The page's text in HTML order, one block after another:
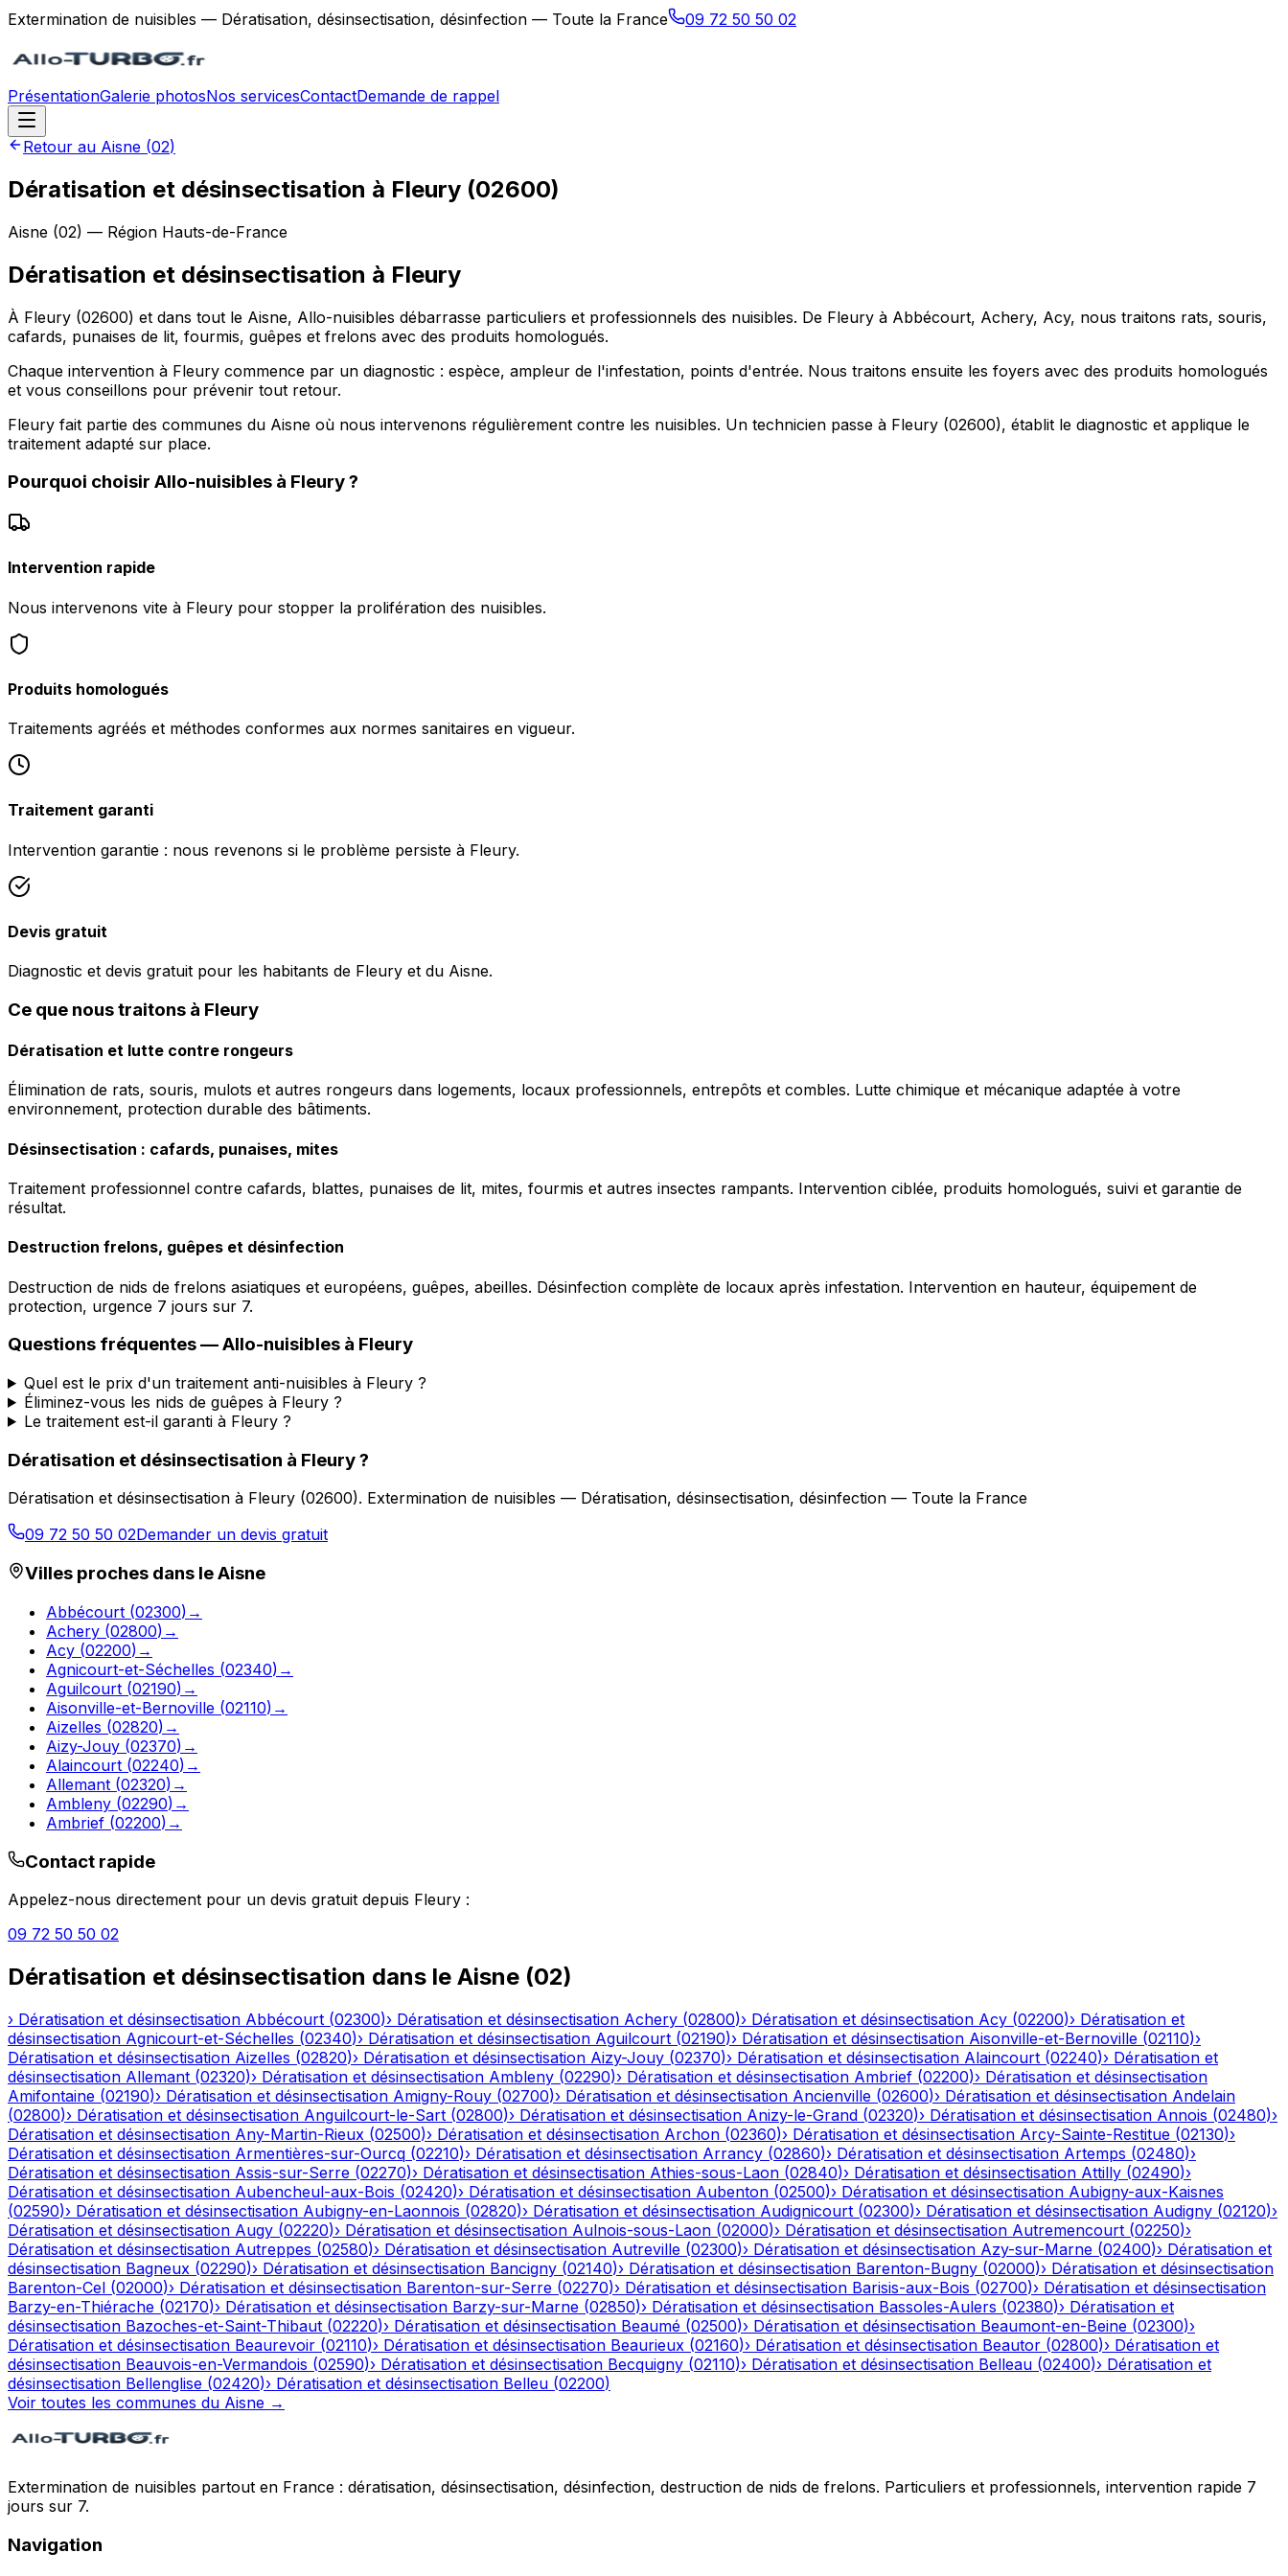
Extermination de nuisibles — Dératisation, désinsectisation, désinfection — Toute la France 09 72 50 50 02
PrésentationGalerie photosNos servicesContactDemande de rappel
Retour au Aisne (02)
Dératisation et désinsectisation à Fleury (02600)
Aisne (02) — Région Hauts-de-France
Dératisation et désinsectisation à Fleury
À Fleury (02600) et dans tout le Aisne, Allo-nuisibles débarrasse particuliers et professionnels des nuisibles. De Fleury à Abbécourt, Achery, Acy, nous traitons rats, souris,
cafards, punaises de lit, fourmis, guêpes et frelons avec des produits homologués.
Chaque intervention à Fleury commence par un diagnostic : espèce, ampleur de l'infestation, points d'entrée. Nous traitons ensuite les foyers avec des produits homologués
et vous conseillons pour prévenir tout retour.
Fleury fait partie des communes du Aisne où nous intervenons régulièrement contre les nuisibles. Un technicien passe à Fleury (02600), établit le diagnostic et applique le
traitement adapté sur place.
Pourquoi choisir Allo-nuisibles à Fleury?
Intervention rapide
Nous intervenons vite à Fleury pour stopper la prolifération des nuisibles.
Produits homologués
Traitements agréés et méthodes conformes aux normes sanitaires en vigueur.
Traitement garanti
Intervention garantie : nous revenons si le problème persiste à Fleury.
Devis gratuit
Diagnostic et devis gratuit pour les habitants de Fleury et du Aisne.
Ce que nous traitons à Fleury
Dératisation et lutte contre rongeurs
Élimination de rats, souris, mulots et autres rongeurs dans logements, locaux professionnels, entrepôts et combles. Lutte chimique et mécanique adaptée à votre
environnement, protection durable des bâtiments.
Désinsectisation : cafards, punaises, mites
Traitement professionnel contre cafards, blattes, punaises de lit, mites, fourmis et autres insectes rampants. Intervention ciblée, produits homologués, suivi et garantie de
résultat.
Destruction frelons, guêpes et désinfection
Destruction de nids de frelons asiatiques et européens, guêpes, abeilles. Désinfection complète de locaux après infestation. Intervention en hauteur, équipement de
protection, urgence 7 jours sur 7.
Questions fréquentes —Allo-nuisibles à Fleury
Quel est le prix d'un traitement anti-nuisibles à Fleury ?
Éliminez-vous les nids de guêpes à Fleury ?
Le traitement est-il garanti à Fleury ?
Dératisation et désinsectisation à Fleury?
Dératisation et désinsectisation à Fleury (02600). Extermination de nuisibles — Dératisation, désinsectisation, désinfection — Toute la France
09 72 50 50 02Demander un devis gratuit
Villes proches dans leAisne
Abbécourt (02300) →
Achery (02800) →
Acy (02200) →
Agnicourt-et-Séchelles (02340) →
Aguilcourt (02190) →
Aisonville-et-Bernoville (02110) →
Aizelles (02820) →
Aizy-Jouy (02370) →
Alaincourt (02240) →
Allemant (02320) →
Ambleny (02290) →
Ambrief (02200) →
Contact rapide
Appelez-nous directement pour un devis gratuit depuis Fleury :
09 72 50 50 02
Dératisation et désinsectisation dans le Aisne (02)
› Dératisation et désinsectisation Abbécourt (02300)› Dératisation et désinsectisation Achery (02800)› Dératisation et désinsectisation Acy (02200)› Dératisation et
désinsectisation Agnicourt-et-Séchelles (02340)› Dératisation et désinsectisation Aguilcourt (02190)› Dératisation et désinsectisation Aisonville-et-Bernoville (02110)›
Dératisation et désinsectisation Aizelles (02820)› Dératisation et désinsectisation Aizy-Jouy (02370)› Dératisation et désinsectisation Alaincourt (02240)› Dératisation et
désinsectisation Allemant (02320)› Dératisation et désinsectisation Ambleny (02290)› Dératisation et désinsectisation Ambrief (02200)› Dératisation et désinsectisation
Amifontaine (02190)› Dératisation et désinsectisation Amigny-Rouy (02700)› Dératisation et désinsectisation Ancienville (02600)› Dératisation et désinsectisation Andelain
(02800)› Dératisation et désinsectisation Anguilcourt-le-Sart (02800)› Dératisation et désinsectisation Anizy-le-Grand (02320)› Dératisation et désinsectisation Annois (02480)›
Dératisation et désinsectisation Any-Martin-Rieux (02500)› Dératisation et désinsectisation Archon (02360)› Dératisation et désinsectisation Arcy-Sainte-Restitue (02130)›
Dératisation et désinsectisation Armentières-sur-Ourcq (02210)› Dératisation et désinsectisation Arrancy (02860)› Dératisation et désinsectisation Artemps (02480)›
Dératisation et désinsectisation Assis-sur-Serre (02270)› Dératisation et désinsectisation Athies-sous-Laon (02840)› Dératisation et désinsectisation Attilly (02490)›
Dératisation et désinsectisation Aubencheul-aux-Bois (02420)› Dératisation et désinsectisation Aubenton (02500)› Dératisation et désinsectisation Aubigny-aux-Kaisnes
(02590)› Dératisation et désinsectisation Aubigny-en-Laonnois (02820)› Dératisation et désinsectisation Audignicourt (02300)› Dératisation et désinsectisation Audigny (02120)›
Dératisation et désinsectisation Augy (02220)› Dératisation et désinsectisation Aulnois-sous-Laon (02000)› Dératisation et désinsectisation Autremencourt (02250)›
Dératisation et désinsectisation Autreppes (02580)› Dératisation et désinsectisation Autreville (02300)› Dératisation et désinsectisation Azy-sur-Marne (02400)› Dératisation et
désinsectisation Bagneux (02290)› Dératisation et désinsectisation Bancigny (02140)› Dératisation et désinsectisation Barenton-Bugny (02000)› Dératisation et désinsectisation
Barenton-Cel (02000)› Dératisation et désinsectisation Barenton-sur-Serre (02270)› Dératisation et désinsectisation Barisis-aux-Bois (02700)› Dératisation et désinsectisation
Barzy-en-Thiérache (02170)› Dératisation et désinsectisation Barzy-sur-Marne (02850)› Dératisation et désinsectisation Bassoles-Aulers (02380)› Dératisation et
désinsectisation Bazoches-et-Saint-Thibaut (02220)› Dératisation et désinsectisation Beaumé (02500)› Dératisation et désinsectisation Beaumont-en-Beine (02300)›
Dératisation et désinsectisation Beaurevoir (02110)› Dératisation et désinsectisation Beaurieux (02160)› Dératisation et désinsectisation Beautor (02800)› Dératisation et
désinsectisation Beauvois-en-Vermandois (02590)› Dératisation et désinsectisation Becquigny (02110)› Dératisation et désinsectisation Belleau (02400)› Dératisation et
désinsectisation Bellenglise (02420)› Dératisation et désinsectisation Belleu (02200)
Voir toutes les communes du Aisne →
Extermination de nuisibles partout en France : dératisation, désinsectisation, désinfection, destruction de nids de frelons. Particuliers et professionnels, intervention rapide 7
jours sur 7.
Navigation